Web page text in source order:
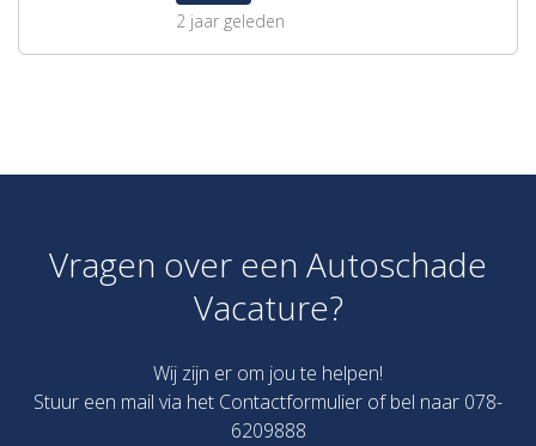
2 jaar geleden
Vragen over een Autoschade
Vacature?
Wij zijn er om jou te helpen!
Stuur een mail via het Contactformulier of bel naar 078-
6209888